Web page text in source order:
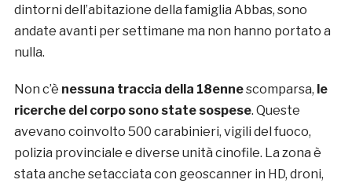
dintorni dell’abitazione della famiglia Abbas, sono
andate avanti per settimane ma non hanno portato a
nulla.
Non c’è nessuna traccia della 18ennescomparsa, le
ricerche del corpo sono state sospese. Queste
avevano coinvolto 500 carabinieri, vigili del fuoco,
polizia provinciale e diverse unità cinofile. La zona è
stata anche setacciata con geoscanner in HD, droni,